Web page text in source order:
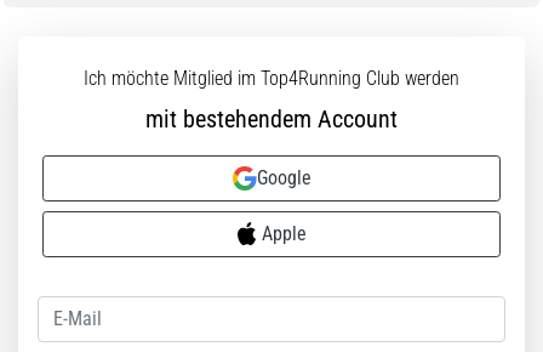
Ich möchte Mitglied im Top4Running Club werden
mit bestehendem Account
Google
Apple